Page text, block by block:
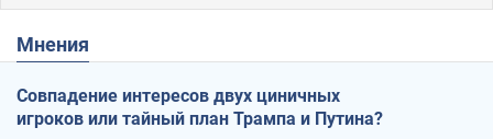
Мнения
Совпадение интересов двух циничных
игроков или тайный план Трампа и Путина?